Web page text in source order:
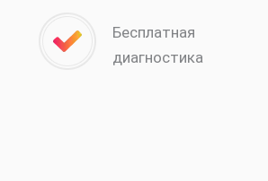
Бесплатная
диагностика